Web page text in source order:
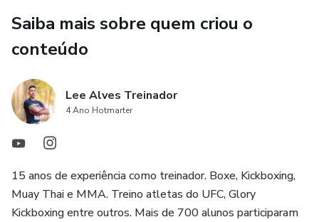
Saiba mais sobre quem criou o
conteúdo
Lee Alves Treinador
4 Ano Hotmarter
15 anos de experiência como treinador. Boxe, Kickboxing,
Muay Thai e MMA. Treino atletas do UFC, Glory
Kickboxing entre outros. Mais de 700 alunos participaram